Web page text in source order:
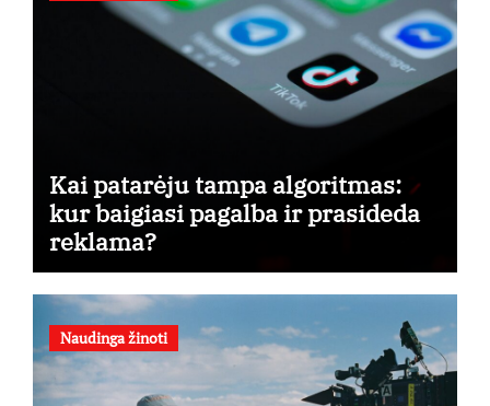
Kai patarėju tampa algoritmas:
kur baigiasi pagalba ir prasideda
reklama?
Naudinga žinoti